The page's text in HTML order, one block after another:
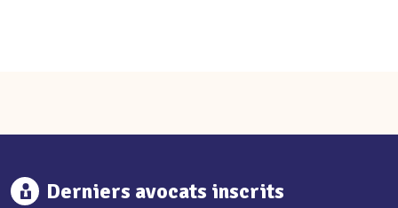
Derniers avocats inscrits